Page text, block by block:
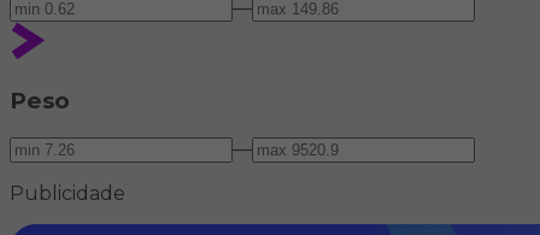
—
Peso
—
Publicidade